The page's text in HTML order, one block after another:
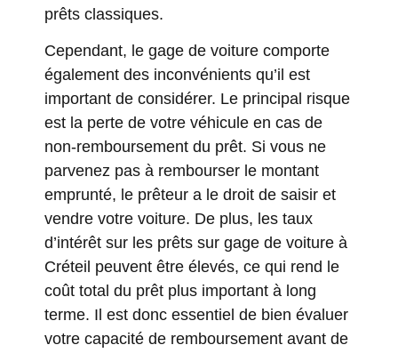
prêts classiques.
Cependant, le gage de voiture comporte
également des inconvénients qu’il est
important de considérer. Le principal risque
est la perte de votre véhicule en cas de
non-remboursement du prêt. Si vous ne
parvenez pas à rembourser le montant
emprunté, le prêteur a le droit de saisir et
vendre votre voiture. De plus, les taux
d’intérêt sur les prêts sur gage de voiture à
Créteil peuvent être élevés, ce qui rend le
coût total du prêt plus important à long
terme. Il est donc essentiel de bien évaluer
votre capacité de remboursement avant de